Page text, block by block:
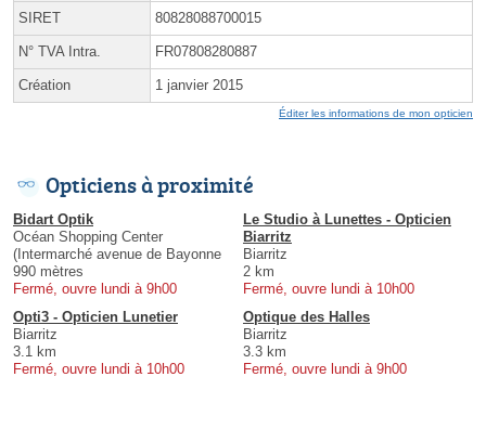
SIRET 80828088700015
N° TVA Intra. FR07808280887
Création 1 janvier 2015
Éditer les informations de mon opticien
Opticiens à proximité
Bidart Optik
Océan Shopping Center
(Intermarché avenue de Bayonne
990 mètres
Fermé, ouvre lundi à 9h00
Le Studio à Lunettes - Opticien
Biarritz
Biarritz
2 km
Fermé, ouvre lundi à 10h00
Opti3 - Opticien Lunetier
Biarritz
3.1 km
Fermé, ouvre lundi à 10h00
Optique des Halles
Biarritz
3.3 km
Fermé, ouvre lundi à 9h00